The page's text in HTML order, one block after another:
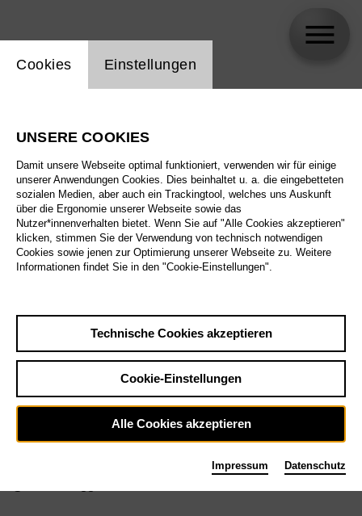
Einstellung Website Cookie
Cookies Einstellungen
UNSERE COOKIES
Damit unsere Webseite optimal funktioniert, verwenden wir für einige
unserer Anwendungen Cookies. Dies beinhaltet u. a. die eingebetteten
sozialen Medien, aber auch ein Trackingtool, welches uns Auskunft
über die Ergonomie unserer Webseite sowie das
Nutzer*innenverhalten bietet. Wenn Sie auf "Alle Cookies akzeptieren"
klicken, stimmen Sie der Verwendung von technisch notwendigen
Cookies sowie jenen zur Optimierung unserer Webseite zu. Weitere
Informationen findet Sie in den "Cookie-Einstellungen".
Technische Cookies akzeptieren
Cookie-Einstellungen
Alle Cookies akzeptieren
Impressum Datenschutz